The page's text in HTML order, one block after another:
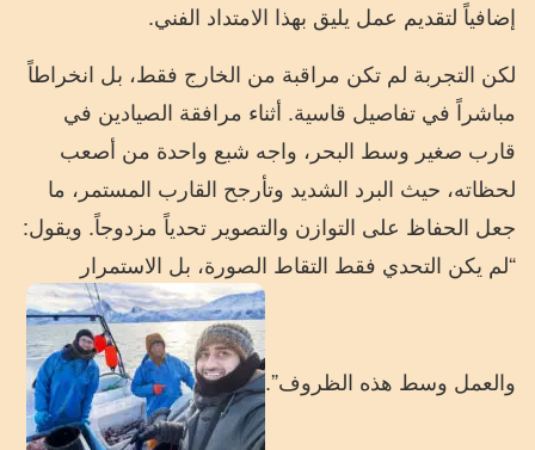
إضافياً لتقديم عمل يليق بهذا الامتداد الفني.
لكن التجربة لم تكن مراقبة من الخارج فقط، بل انخراطاً
مباشراً في تفاصيل قاسية. أثناء مرافقة الصيادين في
قارب صغير وسط البحر، واجه شبع واحدة من أصعب
لحظاته، حيث البرد الشديد وتأرجح القارب المستمر، ما
جعل الحفاظ على التوازن والتصوير تحدياً مزدوجاً. ويقول:
“لم يكن التحدي فقط التقاط الصورة، بل الاستمرار
والعمل وسط هذه الظروف”.